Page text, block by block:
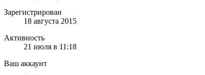
Зарегистрирован
18 августа 2015
Активность
21 июля в 11:18
Ваш аккаунт